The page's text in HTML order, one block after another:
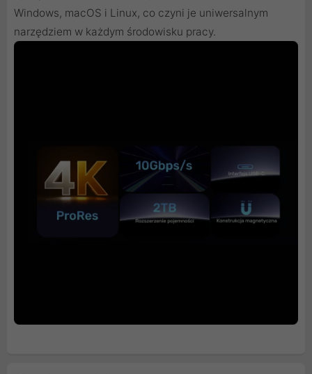
Windows, macOS i Linux, co czyni je uniwersalnym
narzędziem w każdym środowisku pracy.